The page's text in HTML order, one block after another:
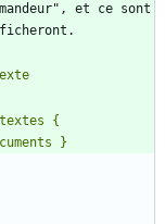
et ce sont
{